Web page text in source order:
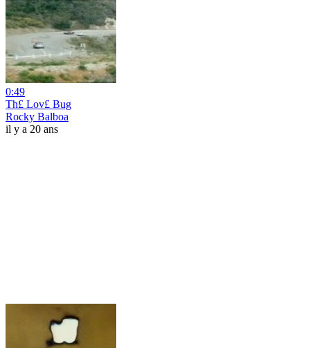
0:49
Th£ Lov£ Bug
Rocky Balboa
il y a 20 ans